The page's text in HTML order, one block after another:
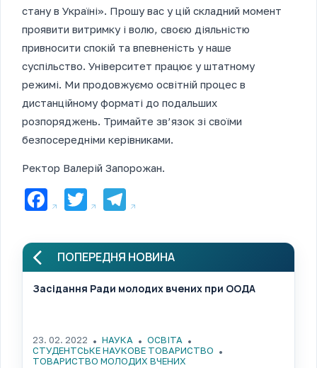
стану в Україні». Прошу вас у цій складний момент
проявити витримку і волю, своєю діяльністю
привносити спокій та впевненість у наше
суспільство. Університет працює у штатному
режимі. Ми продовжуємо освітній процес в
дистанційному форматі до подальших
розпоряджень. Тримайте зв’язок зі своїми
безпосередніми керівниками.
Ректор Валерій Запорожан.
Facebook
TwitterTelegram
ПОПЕРЕДНЯ НОВИНА
Засідання Ради молодих вчених при ООДА
23. 02. 2022 НАУКА
ОСВІТА
СТУДЕНТСЬКЕ НАУКОВЕ ТОВАРИСТВО
ТОВАРИСТВО МОЛОДИХ ВЧЕНИХ